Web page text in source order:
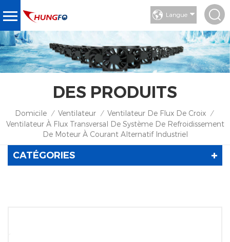
Langue
DES PRODUITS
Domicile / Ventilateur / Ventilateur De Flux De Croix /
Ventilateur À Flux Transversal De Système De Refroidissement
De Moteur À Courant Alternatif Industriel
CATÉGORIES